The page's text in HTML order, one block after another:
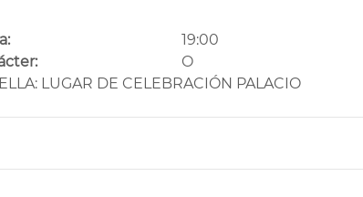
19:00
O
LUGAR DE CELEBRACIÓN PALACIO